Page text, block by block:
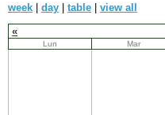
Athlétisme
Slalom In-Line
Caisse à savon
Coupe "Journal La Gruyère"
week | day | table | view all
«
Lun Mar